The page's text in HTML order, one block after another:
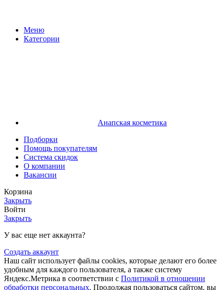
Меню
Категории
Анапская косметика
Подборки
Помощь покупателям
Система скидок
О компании
Вакансии
Корзина
Закрыть
Войти
Закрыть
У вас еще нет аккаунта?
Создать аккаунт
Наш сайт использует файлы cookies, которые делают его более
удобным для каждого пользователя, а также систему
Яндекс.Метрика в соответствии с Политикой в отношении
обработки персональных. Продолжая пользоваться сайтом, вы